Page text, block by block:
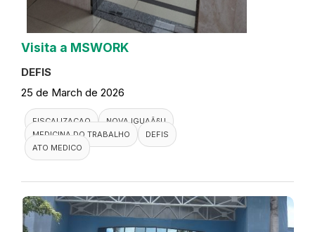
Visita a MSWORK
DEFIS
25 de March de 2026
FISCALIZACAO
NOVA IGUAÃ§U
MEDICINA DO TRABALHO
DEFIS
ATO MEDICO